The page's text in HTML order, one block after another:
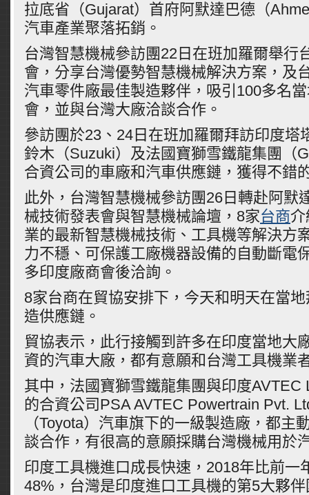
拉底省（Gujarat）首府阿默達巴德（
汽車產業聚落拓銷。
台灣智慧機械參訪團22日在班加羅爾舉行
會，分享台灣優勢智慧機械解決方案，及
汽車零件廠最佳製造夥伴，吸引100多名
會，並與台灣大廠洽談合作。
參訪團於23、24日在班加羅爾拜訪印度塔
鈴木（Suzuki）及法國寶獅雪鐵龍集團（
合資公司的車廠和汽車供應鏈，獲得不錯
此外，台灣智慧機械參訪團26日轉赴阿默
械技術發表會與智慧機械論壇，8家台商介
業的最新智慧機械技術、工具機等解決方
力不穩、可保護工廠機器設備的自動斷電
多印度廠商會後洽詢。
8家台商在貿協安排下，今天和明天在當
造供應鏈。
貿協表示，此行接觸到許多在印度當地大
資的汽車大廠，都有意願和台灣工具機業
其中，法國寶獅雪鐵龍集團與印度AVTEC
的合資公司PSA AVTEC Powertrain Pvt.
（Toyota）汽車旗下的一級製造廠，都主
談合作，有很高的意願採購台灣機械用於
印度工具機進口成長快速，2018年比前一
48%，台灣是印度進口工具機的第5大夥